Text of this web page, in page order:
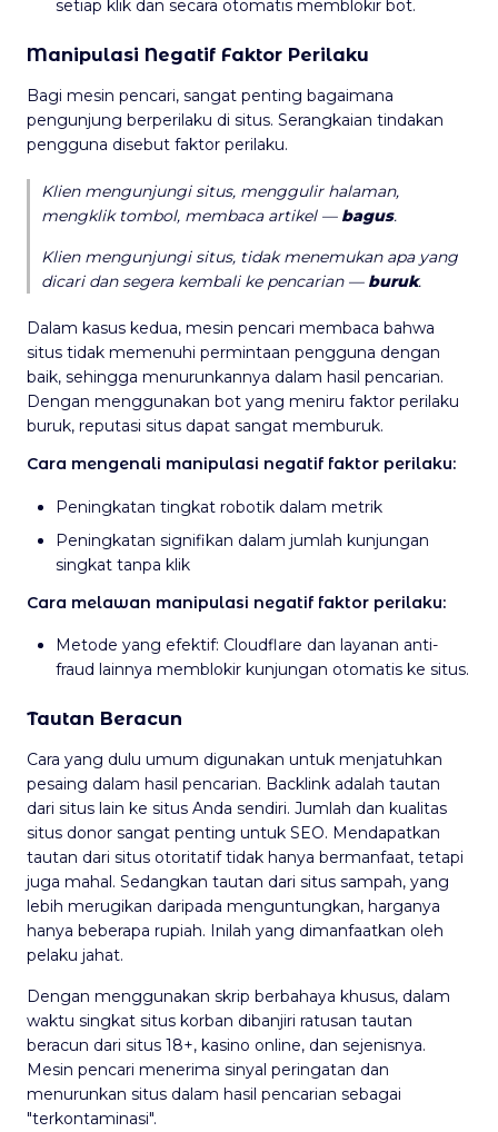
setiap klik dan secara otomatis memblokir bot.
Manipulasi Negatif Faktor Perilaku
Bagi mesin pencari, sangat penting bagaimana
pengunjung berperilaku di situs. Serangkaian tindakan
pengguna disebut faktor perilaku.
Klien mengunjungi situs, menggulir halaman,
mengklik tombol, membaca artikel — bagus.
Klien mengunjungi situs, tidak menemukan apa yang
dicari dan segera kembali ke pencarian — buruk.
Dalam kasus kedua, mesin pencari membaca bahwa
situs tidak memenuhi permintaan pengguna dengan
baik, sehingga menurunkannya dalam hasil pencarian.
Dengan menggunakan bot yang meniru faktor perilaku
buruk, reputasi situs dapat sangat memburuk.
Cara mengenali manipulasi negatif faktor perilaku:
Peningkatan tingkat robotik dalam metrik
Peningkatan signifikan dalam jumlah kunjungan
singkat tanpa klik
Cara melawan manipulasi negatif faktor perilaku:
Metode yang efektif: Cloudflare dan layanan anti-
fraud lainnya memblokir kunjungan otomatis ke situs.
Tautan Beracun
Cara yang dulu umum digunakan untuk menjatuhkan
pesaing dalam hasil pencarian. Backlink adalah tautan
dari situs lain ke situs Anda sendiri. Jumlah dan kualitas
situs donor sangat penting untuk SEO. Mendapatkan
tautan dari situs otoritatif tidak hanya bermanfaat, tetapi
juga mahal. Sedangkan tautan dari situs sampah, yang
lebih merugikan daripada menguntungkan, harganya
hanya beberapa rupiah. Inilah yang dimanfaatkan oleh
pelaku jahat.
Dengan menggunakan skrip berbahaya khusus, dalam
waktu singkat situs korban dibanjiri ratusan tautan
beracun dari situs 18+, kasino online, dan sejenisnya.
Mesin pencari menerima sinyal peringatan dan
menurunkan situs dalam hasil pencarian sebagai
"terkontaminasi".